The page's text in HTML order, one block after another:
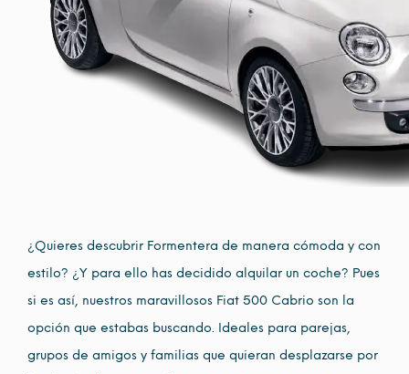
¿Quieres descubrir Formentera de manera cómoda y con
estilo? ¿Y para ello has decidido alquilar un coche? Pues
si es así, nuestros maravillosos Fiat 500 Cabrio son la
opción que estabas buscando. Ideales para parejas,
grupos de amigos y familias que quieran desplazarse por